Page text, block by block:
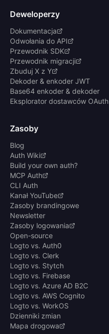
Deweloperzy
Dokumentacja
Odwołania do API
Przewodnik SDK
Przewodnik migracji
Zbuduj X z Y
Dekoder & enkoder JWT
Base64 enkoder & dekoder
Eksplorator dostawców OAuth
Zasoby
Blog
Auth Wiki
Build your own auth?
MCP Auth
CLI Auth
Kanał YouTube
Zasoby brandingowe
Newsletter
Zasoby logowania
Open-source
Logto vs. Auth0
Logto vs. Clerk
Logto vs. Stytch
Logto vs. Firebase
Logto vs. Azure AD B2C
Logto vs. AWS Cognito
Logto vs. WorkOS
Dzienniki zmian
Mapa drogowa